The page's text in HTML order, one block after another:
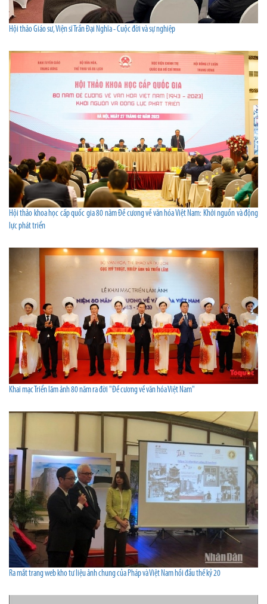
Hội thảo Giáo sư, Viện sĩ Trần Đại Nghĩa - Cuộc đời và sự nghiệp
Hội thảo khoa học cấp quốc gia 80 năm Đề cương về văn hóa Việt Nam: Khởi nguồn và động
lực phát triển
Khai mạc Triển lãm ảnh 80 năm ra đời "Đề cương về văn hóa Việt Nam"
Ra mắt trang web kho tư liệu ảnh chung của Pháp và Việt Nam hồi đầu thế kỷ 20